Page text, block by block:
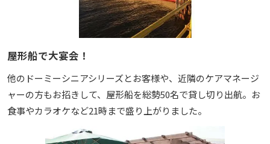
屋形船で大宴会！
他のドーミーシニアシリーズとお客様や、近隣のケアマネージ
ャーの方もお招きして、屋形船を総勢50名で貸し切り出航。お
食事やカラオケなど21時まで盛り上がりました。